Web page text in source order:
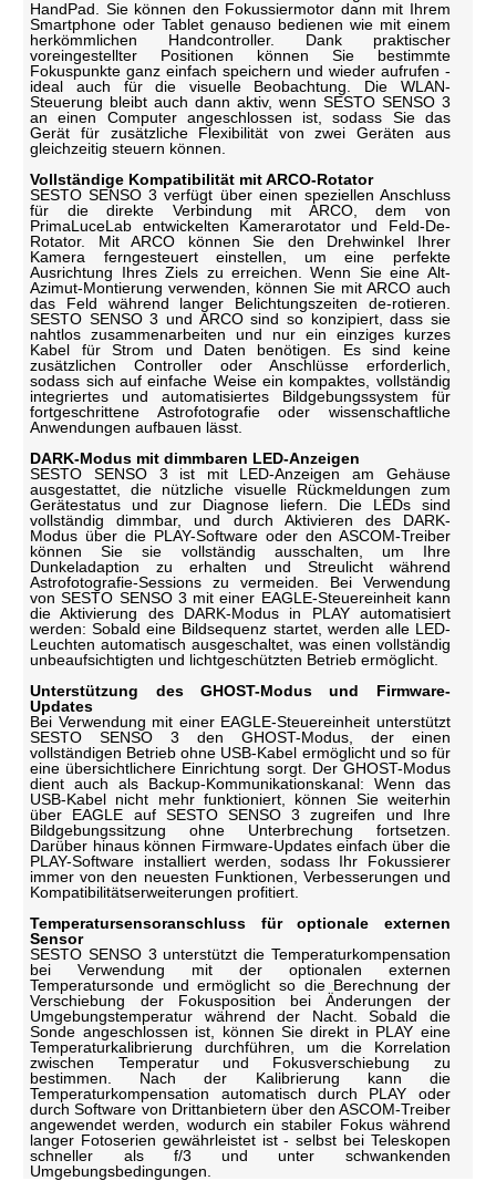
HandPad. Sie können den Fokussiermotor dann mit Ihrem
Smartphone oder Tablet genauso bedienen wie mit einem
herkömmlichen Handcontroller. Dank praktischer
voreingestellter Positionen können Sie bestimmte
Fokuspunkte ganz einfach speichern und wieder aufrufen -
ideal auch für die visuelle Beobachtung. Die WLAN-
Steuerung bleibt auch dann aktiv, wenn SESTO SENSO 3
an einen Computer angeschlossen ist, sodass Sie das
Gerät für zusätzliche Flexibilität von zwei Geräten aus
gleichzeitig steuern können.
Vollständige Kompatibilität mit ARCO-Rotator
SESTO SENSO 3 verfügt über einen speziellen Anschluss
für die direkte Verbindung mit ARCO, dem von
PrimaLuceLab entwickelten Kamerarotator und Feld-De-
Rotator. Mit ARCO können Sie den Drehwinkel Ihrer
Kamera ferngesteuert einstellen, um eine perfekte
Ausrichtung Ihres Ziels zu erreichen. Wenn Sie eine Alt-
Azimut-Montierung verwenden, können Sie mit ARCO auch
das Feld während langer Belichtungszeiten de-rotieren.
SESTO SENSO 3 und ARCO sind so konzipiert, dass sie
nahtlos zusammenarbeiten und nur ein einziges kurzes
Kabel für Strom und Daten benötigen. Es sind keine
zusätzlichen Controller oder Anschlüsse erforderlich,
sodass sich auf einfache Weise ein kompaktes, vollständig
integriertes und automatisiertes Bildgebungssystem für
fortgeschrittene Astrofotografie oder wissenschaftliche
Anwendungen aufbauen lässt.
DARK-Modus mit dimmbaren LED-Anzeigen
SESTO SENSO 3 ist mit LED-Anzeigen am Gehäuse
ausgestattet, die nützliche visuelle Rückmeldungen zum
Gerätestatus und zur Diagnose liefern. Die LEDs sind
vollständig dimmbar, und durch Aktivieren des DARK-
Modus über die PLAY-Software oder den ASCOM-Treiber
können Sie sie vollständig ausschalten, um Ihre
Dunkeladaption zu erhalten und Streulicht während
Astrofotografie-Sessions zu vermeiden. Bei Verwendung
von SESTO SENSO 3 mit einer EAGLE-Steuereinheit kann
die Aktivierung des DARK-Modus in PLAY automatisiert
werden: Sobald eine Bildsequenz startet, werden alle LED-
Leuchten automatisch ausgeschaltet, was einen vollständig
unbeaufsichtigten und lichtgeschützten Betrieb ermöglicht.
Unterstützung des GHOST-Modus und Firmware-
Updates
Bei Verwendung mit einer EAGLE-Steuereinheit unterstützt
SESTO SENSO 3 den GHOST-Modus, der einen
vollständigen Betrieb ohne USB-Kabel ermöglicht und so für
eine übersichtlichere Einrichtung sorgt. Der GHOST-Modus
dient auch als Backup-Kommunikationskanal: Wenn das
USB-Kabel nicht mehr funktioniert, können Sie weiterhin
über EAGLE auf SESTO SENSO 3 zugreifen und Ihre
Bildgebungssitzung ohne Unterbrechung fortsetzen.
Darüber hinaus können Firmware-Updates einfach über die
PLAY-Software installiert werden, sodass Ihr Fokussierer
immer von den neuesten Funktionen, Verbesserungen und
Kompatibilitätserweiterungen profitiert.
Temperatursensoranschluss für optionale externen
Sensor
SESTO SENSO 3 unterstützt die Temperaturkompensation
bei Verwendung mit der optionalen externen
Temperatursonde und ermöglicht so die Berechnung der
Verschiebung der Fokusposition bei Änderungen der
Umgebungstemperatur während der Nacht. Sobald die
Sonde angeschlossen ist, können Sie direkt in PLAY eine
Temperaturkalibrierung durchführen, um die Korrelation
zwischen Temperatur und Fokusverschiebung zu
bestimmen. Nach der Kalibrierung kann die
Temperaturkompensation automatisch durch PLAY oder
durch Software von Drittanbietern über den ASCOM-Treiber
angewendet werden, wodurch ein stabiler Fokus während
langer Fotoserien gewährleistet ist - selbst bei Teleskopen
schneller als f/3 und unter schwankenden
Umgebungsbedingungen.